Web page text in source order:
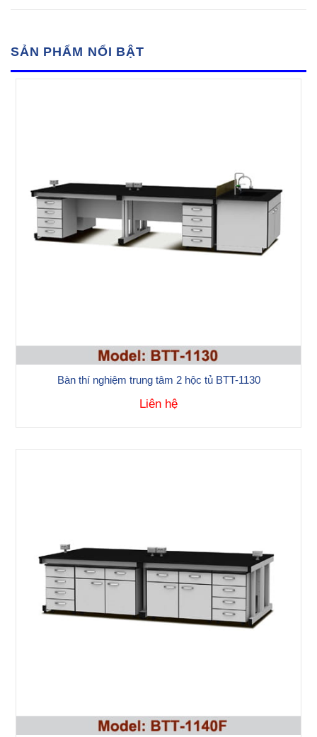
SẢN PHẨM NỔI BẬT
Bàn thí nghiệm trung tâm 2 hộc tủ BTT-1130
Liên hệ